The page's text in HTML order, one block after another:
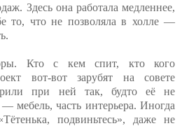
Здесь она работала медленнее,
то, что не позволяла в холле —
Кто с кем спит, кто кого
вот-вот зарубят на совете
при ней так, будто её не
мебель, часть интерьера. Иногда
подвиньтесь», даже не